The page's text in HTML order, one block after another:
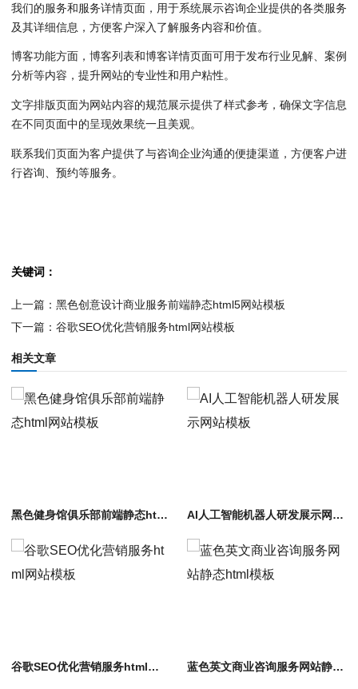
我们的服务和服务详情页面，用于系统展示咨询企业提供的各类服务
及其详细信息，方便客户深入了解服务内容和价值。
博客功能方面，博客列表和博客详情页面可用于发布行业见解、案例
分析等内容，提升网站的专业性和用户粘性。
文字排版页面为网站内容的规范展示提供了样式参考，确保文字信息
在不同页面中的呈现效果统一且美观。
联系我们页面为客户提供了与咨询企业沟通的便捷渠道，方便客户进
行咨询、预约等服务。
关键词：
上一篇： 黑色创意设计商业服务前端静态html5网站模板
下一篇： 谷歌SEO优化营销服务html网站模板
相关文章
黑色健身馆俱乐部前端静态html网站模板 AI人工智能机器人研发展示网站模板
谷歌SEO优化营销服务html网站模板 蓝色英文商业咨询服务网站静态html模板